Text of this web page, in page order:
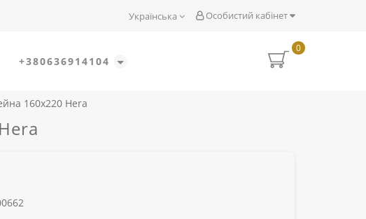
Особистий кабінет
Українська
+380636914104
0
160x220 Hera